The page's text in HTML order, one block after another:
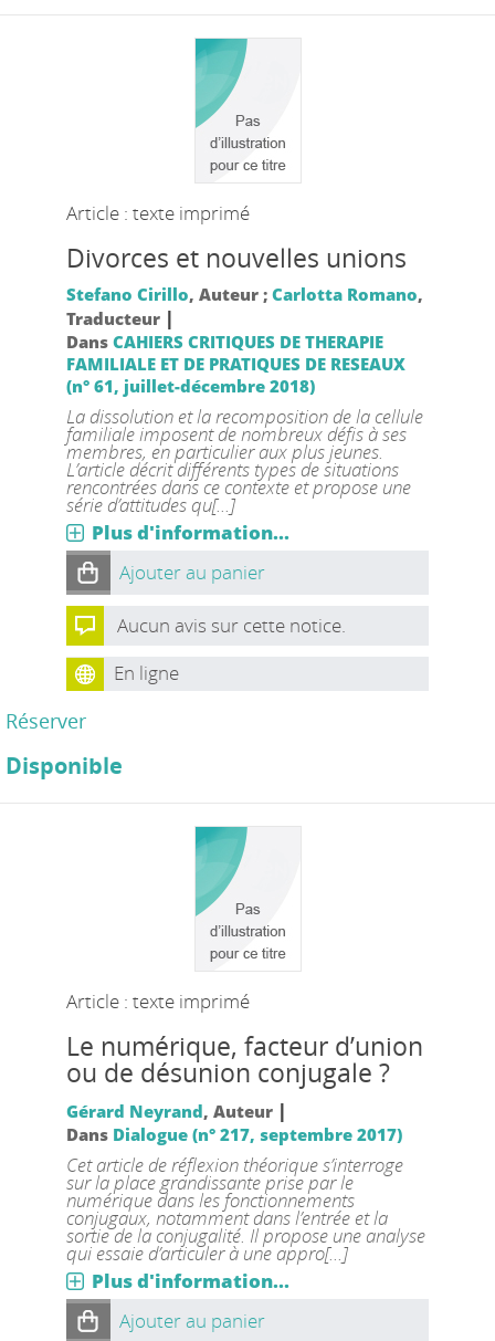
Article : texte imprimé
Divorces et nouvelles unions
Stefano Cirillo, Auteur ; Carlotta Romano,
Traducteur |
Dans CAHIERS CRITIQUES DE THERAPIE
FAMILIALE ET DE PRATIQUES DE RESEAUX
(n° 61, juillet-décembre 2018)
La dissolution et la recomposition de la cellule
familiale imposent de nombreux défis à ses
membres, en particulier aux plus jeunes.
L’article décrit différents types de situations
rencontrées dans ce contexte et propose une
série d’attitudes qu[...]
Plus d'information...
Ajouter au panier
Aucun avis sur cette notice.
En ligne
Réserver
Disponible
Article : texte imprimé
Le numérique, facteur d’union
ou de désunion conjugale ?
Gérard Neyrand, Auteur |
Dans Dialogue (n° 217, septembre 2017)
Cet article de réflexion théorique s’interroge
sur la place grandissante prise par le
numérique dans les fonctionnements
conjugaux, notamment dans l’entrée et la
sortie de la conjugalité. Il propose une analyse
qui essaie d’articuler à une appro[...]
Plus d'information...
Ajouter au panier